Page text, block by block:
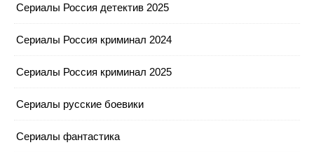
Сериалы Россия детектив 2025
Сериалы Россия криминал 2024
Сериалы Россия криминал 2025
Сериалы русские боевики
Сериалы фантастика